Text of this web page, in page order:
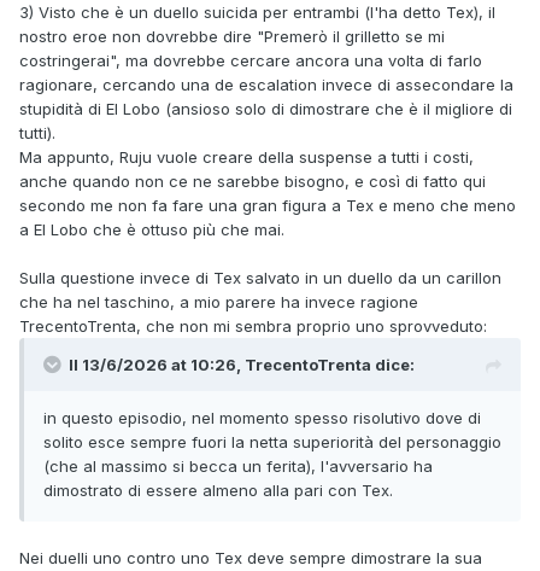
3) Visto che è un duello suicida per entrambi (l'ha detto Tex), il
nostro eroe non dovrebbe dire "Premerò il grilletto se mi
costringerai", ma dovrebbe cercare ancora una volta di farlo
ragionare, cercando una de escalation invece di assecondare la
stupidità di El Lobo (ansioso solo di dimostrare che è il migliore di
tutti).
Ma appunto, Ruju vuole creare della suspense a tutti i costi,
anche quando non ce ne sarebbe bisogno, e così di fatto qui
secondo me non fa fare una gran figura a Tex e meno che meno
a El Lobo che è ottuso più che mai.
Sulla questione invece di Tex salvato in un duello da un carillon
che ha nel taschino, a mio parere ha invece ragione
TrecentoTrenta, che non mi sembra proprio uno sprovveduto:
Il 13/6/2026 at 10:26, TrecentoTrenta dice:
in questo episodio, nel momento spesso risolutivo dove di
solito esce sempre fuori la netta superiorità del personaggio
(che al massimo si becca un ferita), l'avversario ha
dimostrato di essere almeno alla pari con Tex.
Nei duelli uno contro uno Tex deve sempre dimostrare la sua